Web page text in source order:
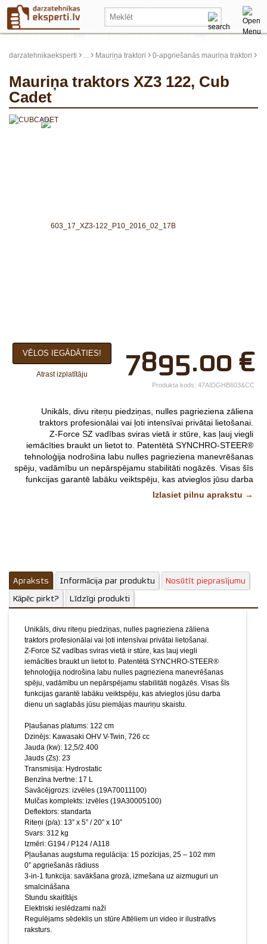
darzatehnikaeksperti › ... › Mauriņa traktori › 0-apgriešanās mauriņa traktori ›
Mauriņa traktors XZ3 122, Cub
Cadet
×
Jūsu vārds*
Uzņēmuma
tālr.*
E-pasts*
Izvēlieties tuvāko
veikalu*
7895.00 €
VĒLOS IEGĀDĀTIES!
Atrast izplatītāju
Produkta kods: 47AIDGHB603&CC
Unikāls, divu riteņu piedziņas, nulles pagrieziena zāliena
traktors profesionālai vai ļoti intensīvai privātai lietošanai.
Z-Force SZ vadības sviras vietā ir stūre, kas ļauj viegli
iemācīties braukt un lietot to. Patentētā SYNCHRO-STEER®
tehnoloģija nodrošina labu nulles pagrieziena manevrēšanas
spēju, vadāmību un nepārspējamu stabilitāti nogāzēs. Visas šīs
funkcijas garantē labāku veiktspēju, kas atvieglos jūsu darba
dienu un saglabās jūsu piemājas mauriņu skaistu.
Benzīna tvertne: 17 L
Savācējgrozs: izvēles (19A70011100)
Mulčas komplekts: izvēles (19A30005100)
Svars: 312 kg
Izmēri: G194 / P124 / A118
Pļaušanas augstuma regulācija: 15 pozīcijas, 25 – 102 mm
0” apgriešanās rādiuss
3-in-1 funkcija: savākšana grozā, izmešana uz aizmuguri un
smalcināšana
Stundu skaitītājs
Elektriski ieslēdzami naži
Izlasiet pilnu aprakstu →
Apraksts Informācija par produktu
Nosūtīt pieprasījumu
Kāpēc pirkt?
Līdzīgi produkti
Unikāls, divu riteņu piedziņas, nulles pagrieziena zāliena
traktors profesionālai vai ļoti intensīvai privātai lietošanai.
Z-Force SZ vadības sviras vietā ir stūre, kas ļauj viegli
iemācīties braukt un lietot to. Patentētā SYNCHRO-STEER®
tehnoloģija nodrošina labu nulles pagrieziena manevrēšanas
spēju, vadāmību un nepārspējamu stabilitāti nogāzēs. Visas šīs
funkcijas garantē labāku veiktspēju, kas atvieglos jūsu darba
dienu un saglabās jūsu piemājas mauriņu skaistu.
Pļaušanas platums: 122 cm
Dzinējs: Kawasaki OHV V-Twin, 726 cc
Jauda (kw): 12,5/2.400
Jauds (Zs): 23
Transmisija: Hydrostatic
Benzīna tvertne: 17 L
Savācējgrozs: izvēles (19A70011100)
Mulčas komplekts: izvēles (19A30005100)
Deflektors: standarta
Riteņi (p/a): 13” x 5” / 20” x 10”
Svars: 312 kg
Izmēri: G194 / P124 / A118
Pļaušanas augstuma regulācija: 15 pozīcijas, 25 – 102 mm
0” apgriešanās rādiuss
3-in-1 funkcija: savākšana grozā, izmešana uz aizmuguri un
smalcināšana
Stundu skaitītājs
Elektriski ieslēdzami naži
Regulējams sēdeklis un stūre Attēliem un video ir ilustratīvs
raksturs.